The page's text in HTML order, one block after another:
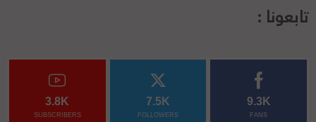
تابعونا :
9.3K
FANS
7.5K
FOLLOWERS
3.8K
SUBSCRIBERS